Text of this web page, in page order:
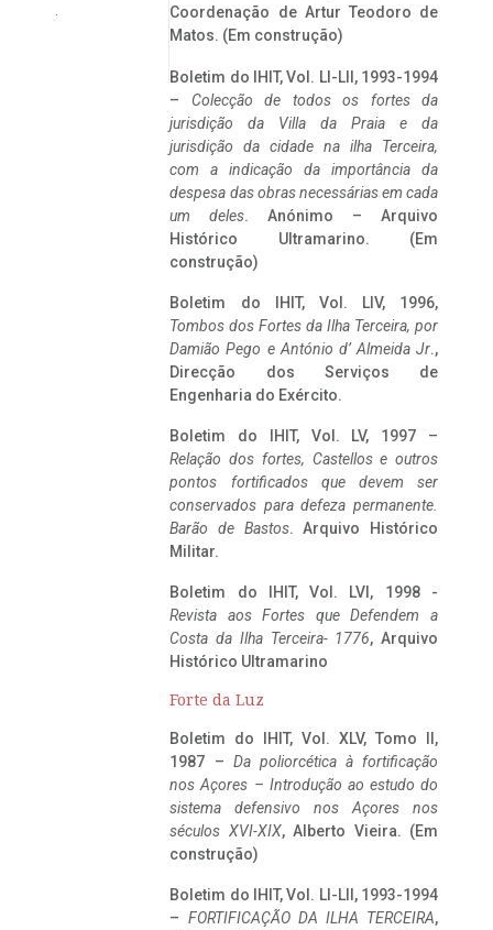
Coordenação de Artur Teodoro de
Matos. (Em construção)
Boletim do IHIT, Vol. LI-LII, 1993-1994
– Colecção de todos os fortes da
jurisdição da Villa da Praia e da
jurisdição da cidade na ilha Terceira,
com a indicação da importância da
despesa das obras necessárias em cada
um deles. Anónimo – Arquivo
Histórico Ultramarino. (Em
construção)
Boletim do IHIT, Vol. LIV, 1996,
Tombos dos Fortes da Ilha Terceira, por
Damião Pego e António d’ Almeida Jr.,
Direcção dos Serviços de
Engenharia do Exército.
Boletim do IHIT, Vol. LV, 1997 –
Relação dos fortes, Castellos e outros
pontos fortificados que devem ser
conservados para defeza permanente.
Barão de Bastos. Arquivo Histórico
Militar.
Boletim do IHIT, Vol. LVI, 1998 -
Revista aos Fortes que Defendem a
Costa da Ilha Terceira- 1776, Arquivo
Histórico Ultramarino
Forte da Luz
Boletim do IHIT, Vol. XLV, Tomo II,
1987 – Da poliorcética à fortificação
nos Açores – Introdução ao estudo do
sistema defensivo nos Açores nos
séculos XVI-XIX, Alberto Vieira. (Em
construção)
Boletim do IHIT, Vol. LI-LII, 1993-1994
– FORTIFICAÇÃO DA ILHA TERCEIRA,